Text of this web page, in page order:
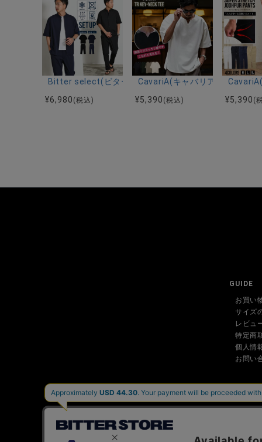
Bitter select(ビターセレクト)接触冷感スーパースト
¥6,980 (税込)
CavariA(キャバリア)キーネッ
¥5,390 (税込)
¥5,390 (
GUIDE
お買い
サイズ
レビュ
特定商
個人情
お問い